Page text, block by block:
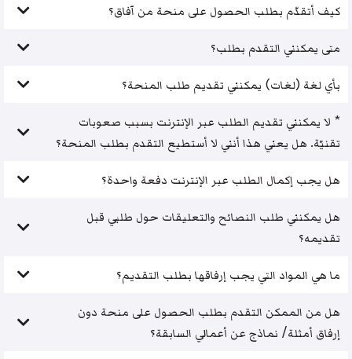
كيف أتقدّم بطلب الحصول على منحة من آفاق؟
متى يمكنني التقدم بطلب؟
بأي لغة (لغات) يمكنني تقديم طلب المنحة؟
* لا يمكنني تقديم الطلب عبر الإنترنت بسبب صعوبات
تقنيّة. هل يعني هذا أنني لا أستطيع التقدم بطلب المنحة؟
هل يجب إكمال الطلب عبر الإنترنت دفعة واحدة؟
هل يمكنني طلب النصائح والتعليقات حول طلبي قبل
تقديمه؟
ما هي المواد التي يجب إرفاقها بطلب التقديم؟
هل من الممكن التقدم بطلب الحصول على منحة دون
إرفاق أمثلة/ نماذج عن أعمالي السابقة؟